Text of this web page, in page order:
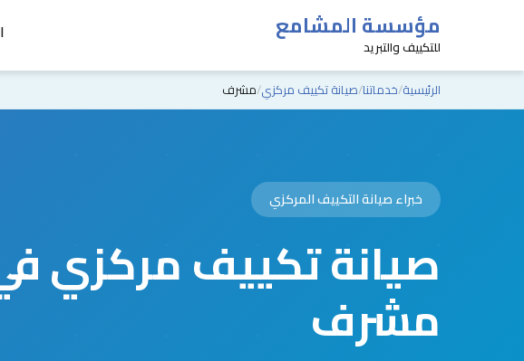
مؤسسة المشامع
للتكييف والتبريد
الرئيسية خدماتنا صيانة تكييف مركزي مشرف
خبراء صيانة التكييف المركزي
صيانة تكييف مركزي
مشرف